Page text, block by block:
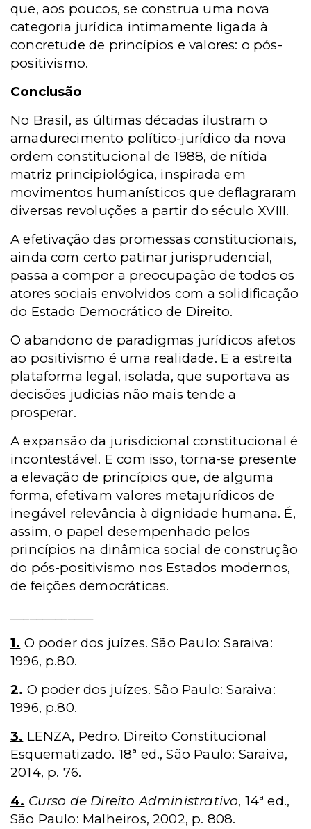
que, aos poucos, se construa uma nova
categoria jurídica intimamente ligada à
concretude de princípios e valores: o pós-
positivismo.
Conclusão
No Brasil, as últimas décadas ilustram o
amadurecimento político-jurídico da nova
ordem constitucional de 1988, de nítida
matriz principiológica, inspirada em
movimentos humanísticos que deflagraram
diversas revoluções a partir do século XVIII.
A efetivação das promessas constitucionais,
ainda com certo patinar jurisprudencial,
passa a compor a preocupação de todos os
atores sociais envolvidos com a solidificação
do Estado Democrático de Direito.
O abandono de paradigmas jurídicos afetos
ao positivismo é uma realidade. E a estreita
plataforma legal, isolada, que suportava as
decisões judicias não mais tende a
prosperar.
A expansão da jurisdicional constitucional é
incontestável. E com isso, torna-se presente
a elevação de princípios que, de alguma
forma, efetivam valores metajurídicos de
inegável relevância à dignidade humana. É,
assim, o papel desempenhado pelos
princípios na dinâmica social de construção
do pós-positivismo nos Estados modernos,
de feições democráticas.
1. O poder dos juízes. São Paulo: Saraiva:
1996, p.80.
2. O poder dos juízes. São Paulo: Saraiva:
1996, p.80.
3. LENZA, Pedro. Direito Constitucional
Esquematizado. 18ª ed., São Paulo: Saraiva,
2014, p. 76.
4. Curso de Direito Administrativo, 14ª ed.,
São Paulo: Malheiros, 2002, p. 808.